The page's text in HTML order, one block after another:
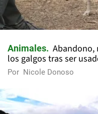
Animales
Abandono,
los galgos tras ser
Por Nicole Donoso